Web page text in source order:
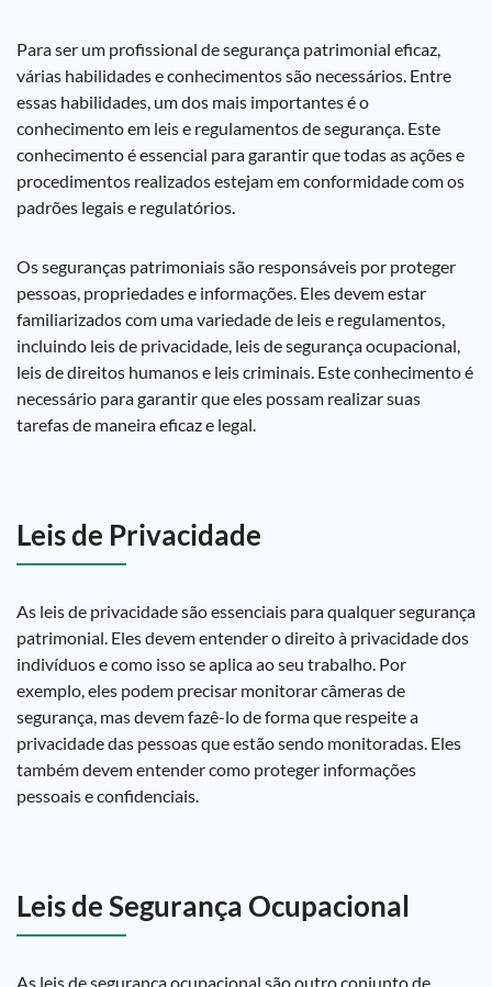
Para ser um profissional de segurança patrimonial eficaz,
várias habilidades e conhecimentos são necessários. Entre
essas habilidades, um dos mais importantes é o
conhecimento em leis e regulamentos de segurança. Este
conhecimento é essencial para garantir que todas as ações e
procedimentos realizados estejam em conformidade com os
padrões legais e regulatórios.
Os seguranças patrimoniais são responsáveis por proteger
pessoas, propriedades e informações. Eles devem estar
familiarizados com uma variedade de leis e regulamentos,
incluindo leis de privacidade, leis de segurança ocupacional,
leis de direitos humanos e leis criminais. Este conhecimento é
necessário para garantir que eles possam realizar suas
tarefas de maneira eficaz e legal.
Leis de Privacidade
As leis de privacidade são essenciais para qualquer segurança
patrimonial. Eles devem entender o direito à privacidade dos
indivíduos e como isso se aplica ao seu trabalho. Por
exemplo, eles podem precisar monitorar câmeras de
segurança, mas devem fazê-lo de forma que respeite a
privacidade das pessoas que estão sendo monitoradas. Eles
também devem entender como proteger informações
pessoais e confidenciais.
Leis de Segurança Ocupacional
As leis de segurança ocupacional são outro conjunto de